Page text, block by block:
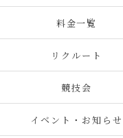
料金一覧
リクルート
競技会
イベント・お知らせ